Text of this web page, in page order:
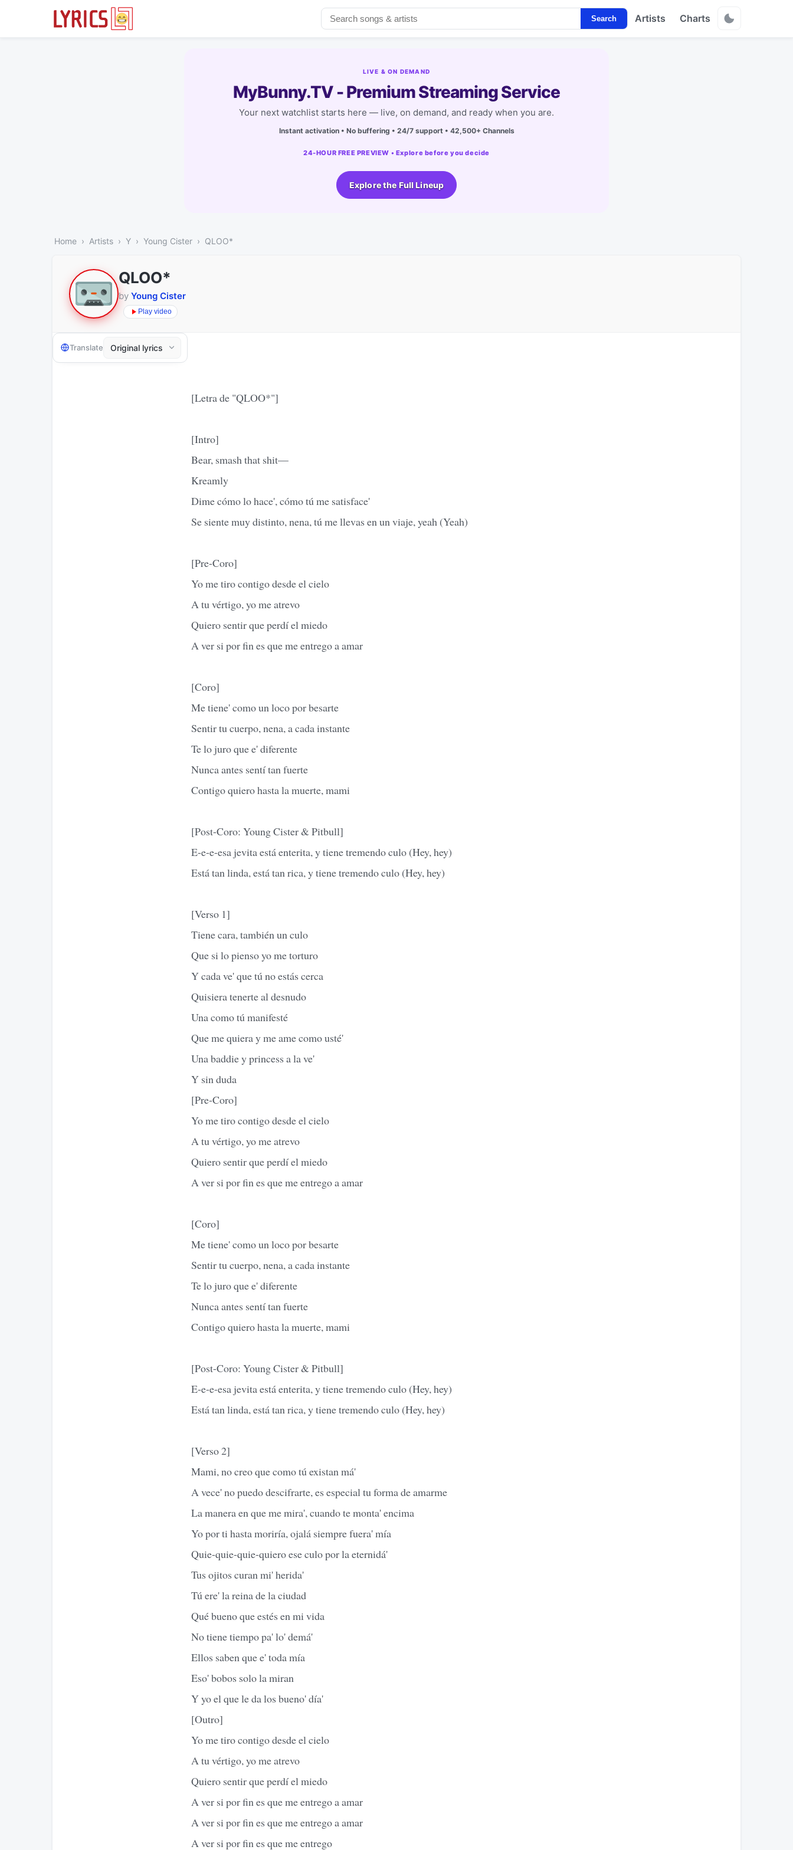
Search Artists Charts
LIVE & ON DEMAND
MyBunny.TV - Premium Streaming Service
Your next watchlist starts here — live, on demand, and ready when you are.
Instant activation • No buffering • 24/7 support • 42,500+ Channels
24-HOUR FREE PREVIEW • Explore before you decide
Explore the Full Lineup
Home Artists Y Young Cister QLOO*
QLOO*
by Young Cister
Play video
Translate
[Letra de "QLOO*"]
[Intro]
Bear, smash that shit—
Kreamly
Dime cómo lo hace', cómo tú me satisface'
Se siente muy distinto, nena, tú me llevas en un viaje, yeah (Yeah)
[Pre-Coro]
Yo me tiro contigo desde el cielo
A tu vértigo, yo me atrevo
Quiero sentir que perdí el miedo
A ver si por fin es que me entrego a amar
[Coro]
Me tiene' como un loco por besarte
Sentir tu cuerpo, nena, a cada instante
Te lo juro que e' diferente
Nunca antes sentí tan fuerte
Contigo quiero hasta la muerte, mami
[Post-Coro: Young Cister & Pitbull]
E-e-e-esa jevita está enterita, y tiene tremendo culo (Hey, hey)
Está tan linda, está tan rica, y tiene tremendo culo (Hey, hey)
[Verso 1]
Tiene cara, también un culo
Que si lo pienso yo me torturo
Y cada ve' que tú no estás cerca
Quisiera tenerte al desnudo
Una como tú manifesté
Que me quiera y me ame como usté'
Una baddie y princess a la ve'
Y sin duda
[Pre-Coro]
Yo me tiro contigo desde el cielo
A tu vértigo, yo me atrevo
Quiero sentir que perdí el miedo
A ver si por fin es que me entrego a amar
[Coro]
Me tiene' como un loco por besarte
Sentir tu cuerpo, nena, a cada instante
Te lo juro que e' diferente
Nunca antes sentí tan fuerte
Contigo quiero hasta la muerte, mami
[Post-Coro: Young Cister & Pitbull]
E-e-e-esa jevita está enterita, y tiene tremendo culo (Hey, hey)
Está tan linda, está tan rica, y tiene tremendo culo (Hey, hey)
[Verso 2]
Mami, no creo que como tú existan má'
A vece' no puedo descifrarte, es especial tu forma de amarme
La manera en que me mira', cuando te monta' encima
Yo por ti hasta moriría, ojalá siempre fuera' mía
Quie-quie-quie-quiero ese culo por la eternidá'
Tus ojitos curan mi' herida'
Tú ere' la reina de la ciudad
Qué bueno que estés en mi vida
No tiene tiempo pa' lo' demá'
Ellos saben que e' toda mía
Eso' bobos solo la miran
Y yo el que le da los bueno' día'
[Outro]
Yo me tiro contigo desde el cielo
A tu vértigo, yo me atrevo
Quiero sentir que perdí el miedo
A ver si por fin es que me entrego a amar
A ver si por fin es que me entrego a amar
A ver si por fin es que me entrego